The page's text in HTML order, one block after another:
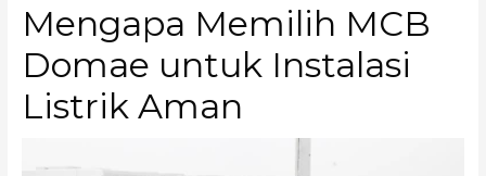
Mengapa Memilih MCB
Domae untuk Instalasi
Listrik Aman